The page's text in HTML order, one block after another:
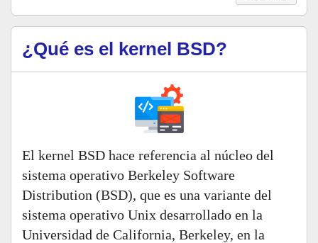
¿Qué es el kernel BSD?
El kernel BSD hace referencia al núcleo del
sistema operativo Berkeley Software
Distribution (BSD), que es una variante del
sistema operativo Unix desarrollado en la
Universidad de California, Berkeley, en la